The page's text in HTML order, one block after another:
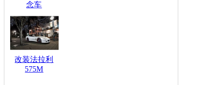
念车
改装法拉利
575M